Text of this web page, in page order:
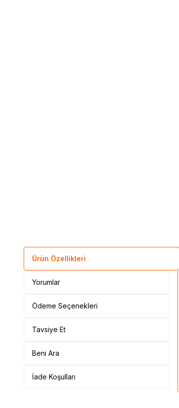
Ürün Özellikleri
Yorumlar
Ödeme Seçenekleri
Tavsiye Et
Beni Ara
İade Koşulları